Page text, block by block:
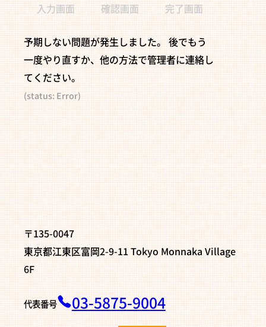
入力画面現
表
示
さ
れ
確認画面現
表
示
完了画面現
表
示
予期しない問題が発生しました。 後でもう
一度やり直すか、他の方法で管理者に連絡し
てください。
(status: Error)
〒135-0047
東京都江東区富岡2-9-11 Tokyo Monnaka Village
6F
代表番号 03-5875-9004